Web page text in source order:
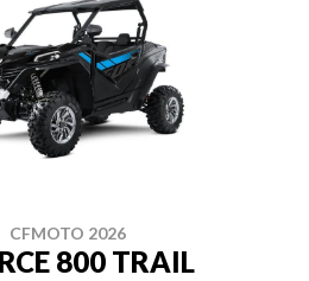
CFMOTO 2026
800 TRAIL